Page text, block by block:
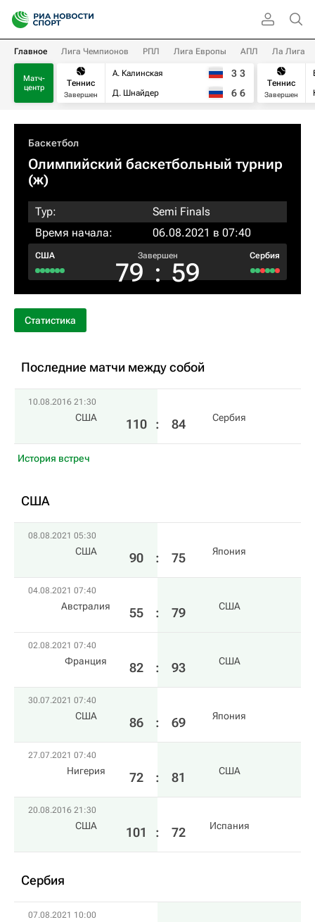
Главное Лига Чемпионов РПЛ Лига Европы АПЛ Ла Лига
Матч-
центр
Теннис
Завершен
А. Калинская
Д. Шнайдер
3 3
6 6
Теннис
Завершен
Баскетбол
Олимпийский баскетбольный турнир
(ж)
Тур:
Semi Finals
Время начала:
06.08.2021 в 07:40
США Завершен
79 : 59
Сербия
Статистика
Последние матчи между собой
10.08.2016 21:30
США 110 : 84 Сербия
История встреч
США
08.08.2021 05:30
США 90 : 75 Япония
04.08.2021 07:40
Австралия 55 : 79 США
02.08.2021 07:40
Франция 82 : 93 США
30.07.2021 07:40
США 86 : 69 Япония
27.07.2021 07:40
Нигерия 72 : 81 США
20.08.2016 21:30
США 101 : 72 Испания
Сербия
07.08.2021 10:00